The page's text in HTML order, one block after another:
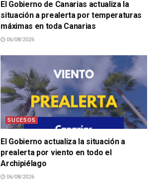
El Gobierno de Canarias actualiza la
situación a prealerta por temperaturas
máximas en toda Canarias
06/08/2026
SUCESOS
El Gobierno actualiza la situación a
prealerta por viento en todo el
Archipiélago
06/08/2026